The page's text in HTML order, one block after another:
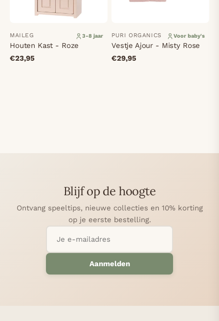
MAILEG 3-8 jaar
Houten Kast - Roze
€23,95
PURI ORGANICS Voor baby's
Vestje Ajour - Misty Rose
€29,95
Blijf op de hoogte
Ontvang speeltips, nieuwe collecties en 10% korting
op je eerste bestelling.
Aanmelden